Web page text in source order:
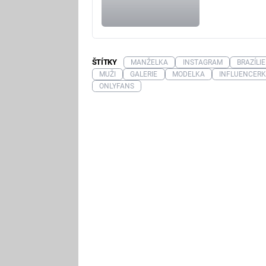
ŠTÍTKY MANŽELKA INSTAGRAM
BRAZÍLIE
MUŽI
GALERIE MODELKA
ONLYFANS